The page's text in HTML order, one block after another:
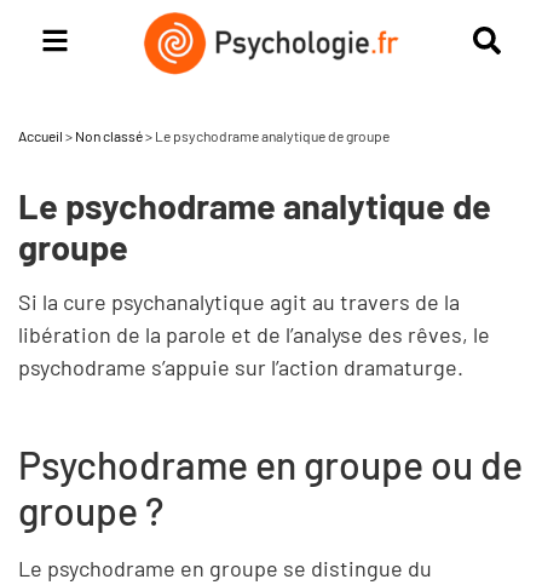
Accueil > Non classé> Le psychodrame analytique de groupe
Le psychodrame analytique de
groupe
Si la cure psychanalytique agit au travers de la
libération de la parole et de l’analyse des rêves, le
psychodrame s’appuie sur l’action dramaturge.
Psychodrame en groupe ou de
groupe ?
Le psychodrame en groupe se distingue du